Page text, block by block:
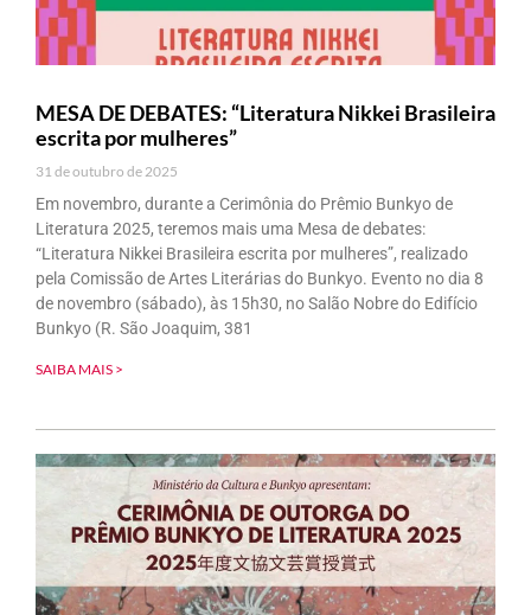
MESA DE DEBATES: “Literatura Nikkei Brasileira
escrita por mulheres”
31 de outubro de 2025
Em novembro, durante a Cerimônia do Prêmio Bunkyo de
Literatura 2025, teremos mais uma Mesa de debates:
“Literatura Nikkei Brasileira escrita por mulheres”, realizado
pela Comissão de Artes Literárias do Bunkyo. Evento no dia 8
de novembro (sábado), às 15h30, no Salão Nobre do Edifício
Bunkyo (R. São Joaquim, 381
SAIBA MAIS >